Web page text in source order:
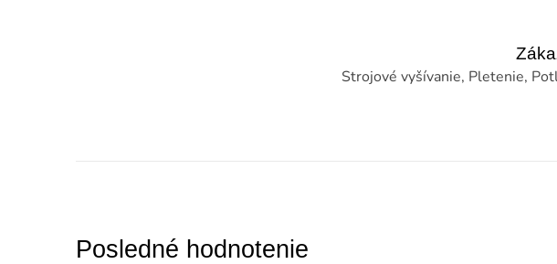
Strojové vyšívanie, Pletenie,
Posledné hodnotenie